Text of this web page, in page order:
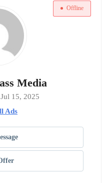
Offline
Media
15, 2025
Ads